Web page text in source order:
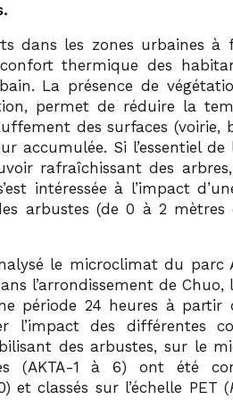
dans les zones urbaines à
thermique des
La présence de
permet de réduire la
des surfaces (voirie,
accumulée. Si l’essentiel de
rafraîchissant des
intéressée à l’impact
arbustes (de 0 à 2 mètres
le microclimat du parc
l’arrondissement de Chuo,
période 24 heures à
des différentes
des arbustes, sur le
(AKTA-1 à 6) ont été
et classés sur l’échelle PET (